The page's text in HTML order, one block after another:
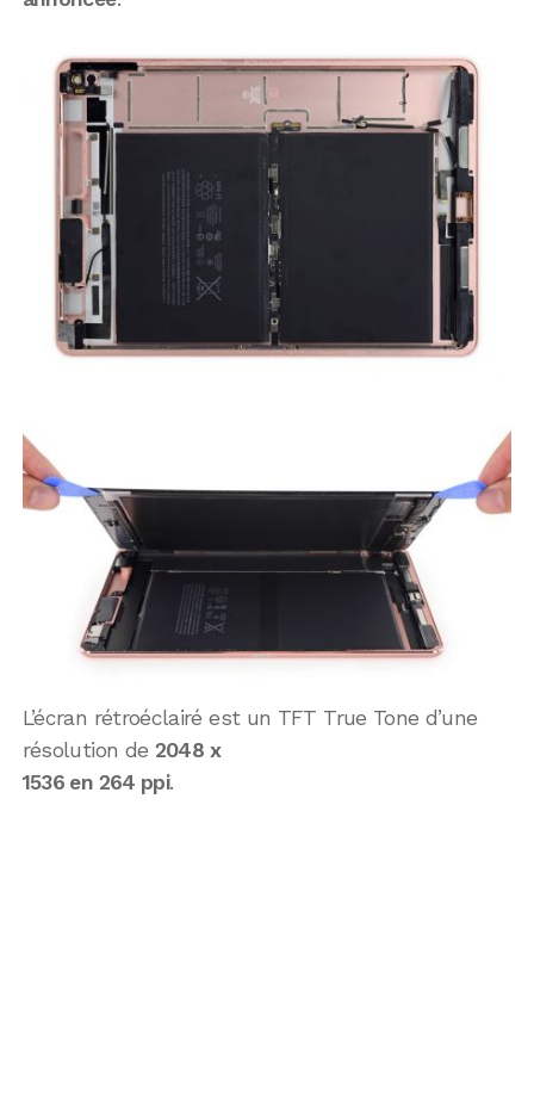
L’écran rétroéclairé est un TFT True Tone d’une
résolution de 2048 x
1536 en 264 ppi.